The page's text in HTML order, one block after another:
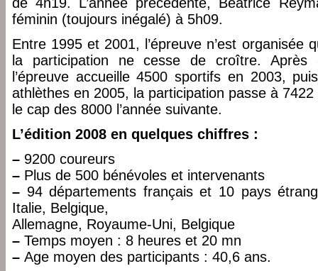
féminin (toujours inégalé) à 5h09.
Entre 1995 et 2001, l’épreuve n’est organisée
la participation ne cesse de croître. Après
l’épreuve accueille 4500 sportifs en 2003,
athlèthes en 2005, la participation passe à
le cap des 8000 l’année suivante.
L’édition 2008 en quelques chiffres :
– 9200 coureurs
– Plus de 500 bénévoles et intervenants
– 94 départements français et 10 pays
Italie, Belgique,
Allemagne, Royaume-Uni, Belgique
– Temps moyen : 8 heures et 20 mn
– Age moyen des participants : 40,6 ans.